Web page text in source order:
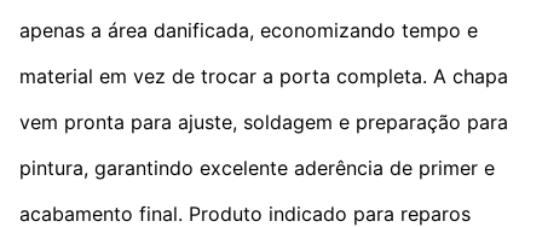
apenas a área danificada, economizando tempo e
material em vez de trocar a porta completa. A chapa
vem pronta para ajuste, soldagem e preparação para
pintura, garantindo excelente aderência de primer e
acabamento final. Produto indicado para reparos